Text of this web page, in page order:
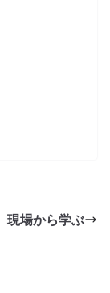
現場から学ぶ